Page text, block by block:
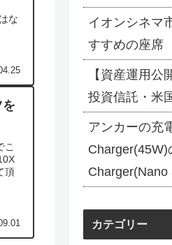
な
こ
頂
イオンシネマ
すすめの座席
【資産運用公
投資信託・米
アンカーの充
Charger(45W)
Charger(Nano
カテゴリー